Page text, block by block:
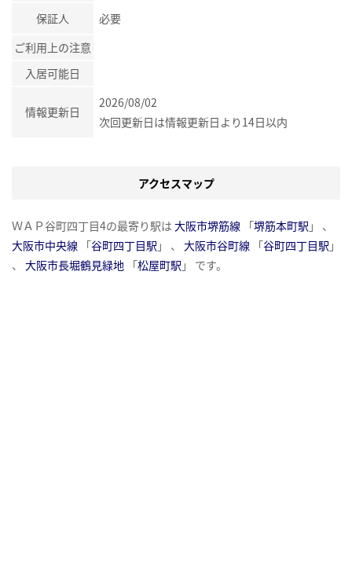
保証人
必要
ご利用上の注意
入居可能日
情報更新日
2026/08/02
次回更新日は情報更新日より14日以内
アクセスマップ
ＷＡＰ谷町四丁目4の最寄り駅は 大阪市堺筋線 「堺筋本町駅 」 、
大阪市中央線 「谷町四丁目駅 」 、 大阪市谷町線 「谷町四丁目駅 」
、 大阪市長堀鶴見緑地 「松屋町駅 」 です。